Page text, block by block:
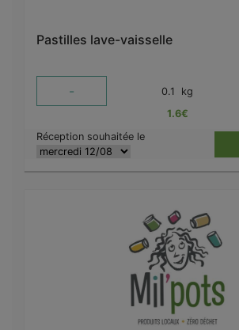
Pastilles lave-vaisselle
- 0.1 kg
1.6€
Réception souhaitée le